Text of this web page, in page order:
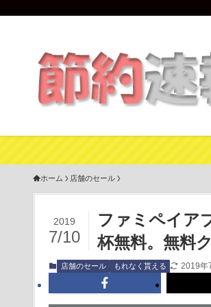
ホーム 店舗のセール
ファミペイア
杯無料。無料
2019
7/10
店舗のセール もれなく貰える 2019年